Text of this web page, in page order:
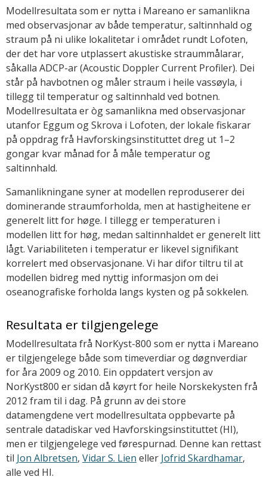
Modellresultata som er nytta i Mareano er samanlikna
med observasjonar av både temperatur, saltinnhald og
straum på ni ulike lokalitetar i området rundt Lofoten,
der det har vore utplassert akustiske straummålarar,
såkalla ADCP-ar (Acoustic Doppler Current Profiler). Dei
står på havbotnen og måler straum i heile vassøyla, i
tillegg til temperatur og saltinnhald ved botnen.
Modellresultata er òg samanlikna med observasjonar
utanfor Eggum og Skrova i Lofoten, der lokale fiskarar
på oppdrag frå Havforskingsinstituttet dreg ut 1–2
gongar kvar månad for å måle temperatur og
saltinnhald.
Samanlikningane syner at modellen reproduserer dei
dominerande straumforholda, men at hastigheitene er
generelt litt for høge. I tillegg er temperaturen i
modellen litt for høg, medan saltinnhaldet er generelt litt
lågt. Variabiliteten i temperatur er likevel signifikant
korrelert med observasjonane. Vi har difor tiltru til at
modellen bidreg med nyttig informasjon om dei
oseanografiske forholda langs kysten og på sokkelen.
Resultata er tilgjengelege
Modellresultata frå NorKyst-800 som er nytta i Mareano
er tilgjengelege både som timeverdiar og døgnverdiar
for åra 2009 og 2010. Ein oppdatert versjon av
NorKyst800 er sidan då køyrt for heile Norskekysten frå
2012 fram til i dag. På grunn av dei store
datamengdene vert modellresultata oppbevarte på
sentrale datadiskar ved Havforskingsinstituttet (HI),
men er tilgjengelege ved førespurnad. Denne kan rettast
til Jon Albretsen, Vidar S. Lien eller Jofrid Skardhamar,
alle ved HI.